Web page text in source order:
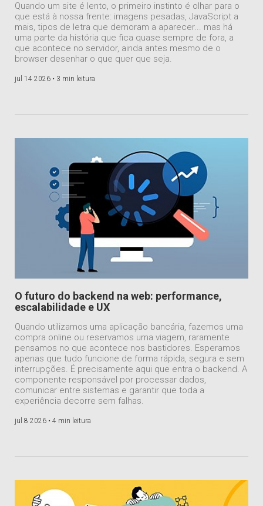
Quando um site é lento, o primeiro instinto é olhar para o
que está à nossa frente: imagens pesadas, JavaScript a
mais, tipos de letra que demoram a aparecer... mas há
uma parte da história que fica quase sempre de fora, a
que acontece no servidor, ainda antes mesmo de o
browser desenhar o que quer que seja.
jul 14 2026 • 3 min leitura
O futuro do backend na web: performance,
escalabilidade e UX
Quando utilizamos uma aplicação bancária, fazemos uma
compra online ou reservamos uma viagem, raramente
pensamos no que acontece nos bastidores. Esperamos
apenas que tudo funcione de forma rápida, segura e sem
interrupções. É precisamente aqui que entra o backend. A
componente responsável por processar dados,
comunicar entre sistemas e garantir que toda a
experiência decorre sem falhas.
jul 8 2026 • 4 min leitura